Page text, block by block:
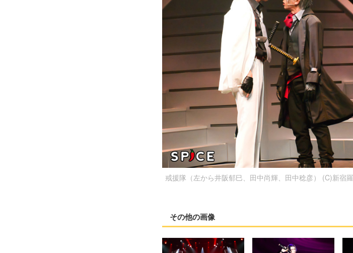
戒援隊（左から井阪郁巳、田中尚輝、田中稔彦） (C)新
その他の画像